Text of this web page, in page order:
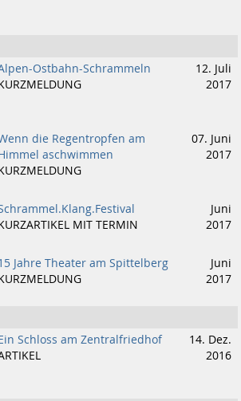
Ostbahn-Schrammeln
12. Juli
2017
die Regentropfen am
aschwimmen
07. Juni
2017
MIT TERMIN
Juni
2017
Jahre Theater am Spittelberg
Juni
2017
Schloss am Zentralfriedhof
14. Dez.
2016